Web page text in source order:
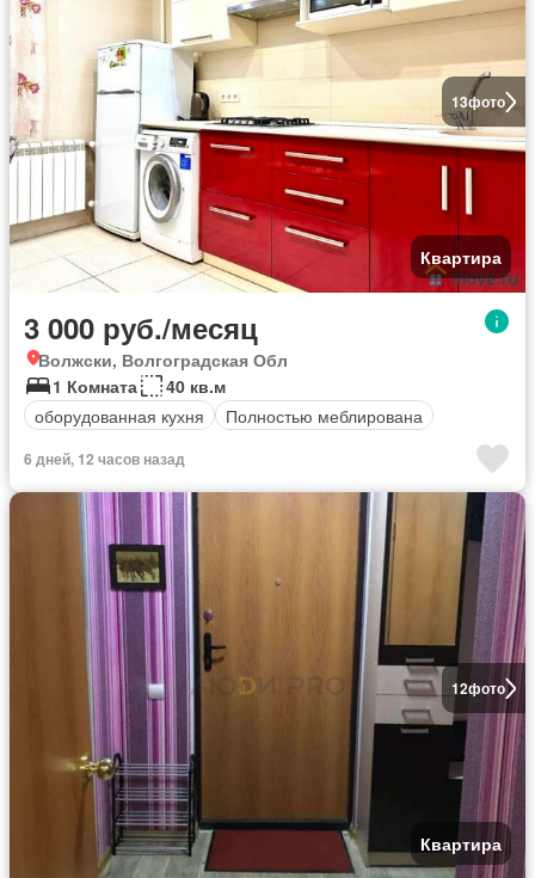
13фото
Квартира
3 000 руб./месяц
Волжски, Волгоградская Обл
1 Комната
40 кв.м
оборудованная кухня
Полностью меблирована
6 дней, 12 часов назад
12фото
Квартира